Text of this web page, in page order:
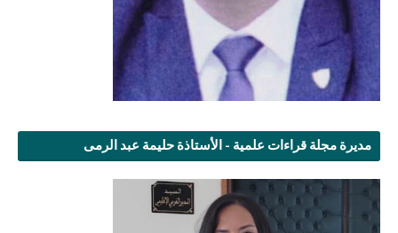
مديرة مجلة قراءات علمية - الأستاذة حليمة عبد الرمى